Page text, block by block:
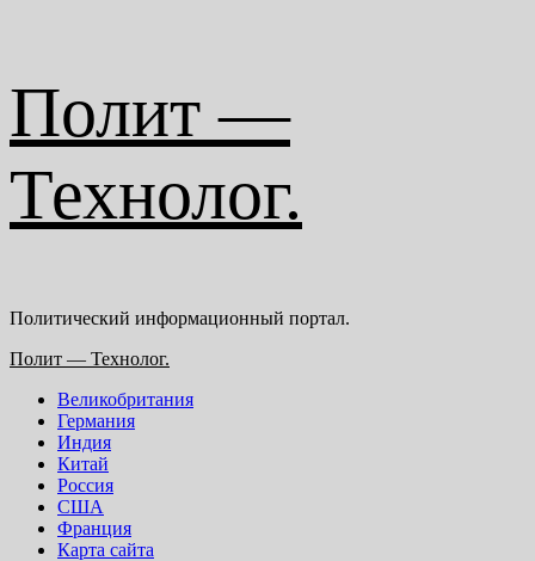
содержимому
Полит —
Технолог.
Политический информационный портал.
Основное
Полит — Технолог.
Великобритания
Германия
Индия
Китай
Россия
США
Франция
Карта сайта